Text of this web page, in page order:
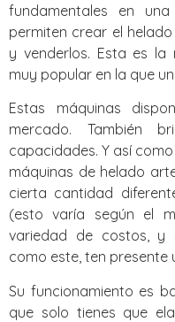
fundamentales en
permiten crear el
y venderlos. Esta es
muy popular en la que
Estas máquinas
mercado. También
capacidades. Y así
máquinas de helado
cierta cantidad
(esto varía según el
variedad de costos, y
como este, ten presente
Su funcionamiento es
que solo tienes que